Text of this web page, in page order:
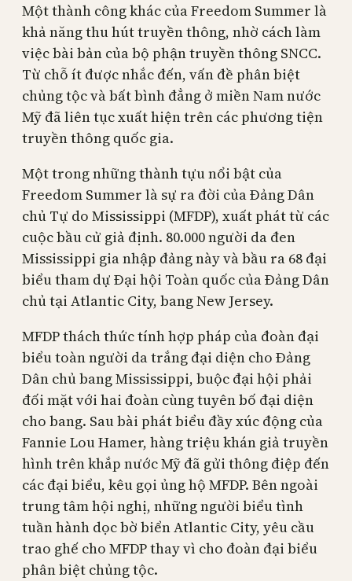
Một thành công khác của Freedom Summer là
khả năng thu hút truyền thông, nhờ cách làm
việc bài bản của bộ phận truyền thông SNCC.
Từ chỗ ít được nhắc đến, vấn đề phân biệt
chủng tộc và bất bình đẳng ở miền Nam nước
Mỹ đã liên tục xuất hiện trên các phương tiện
truyền thông quốc gia.
Một trong những thành tựu nổi bật của
Freedom Summer là sự ra đời của Đảng Dân
chủ Tự do Mississippi (MFDP), xuất phát từ các
cuộc bầu cử giả định. 80.000 người da đen
Mississippi gia nhập đảng này và bầu ra 68 đại
biểu tham dự Đại hội Toàn quốc của Đảng Dân
chủ tại Atlantic City, bang New Jersey.
MFDP thách thức tính hợp pháp của đoàn đại
biểu toàn người da trắng đại diện cho Đảng
Dân chủ bang Mississippi, buộc đại hội phải
đối mặt với hai đoàn cùng tuyên bố đại diện
cho bang. Sau bài phát biểu đầy xúc động của
Fannie Lou Hamer, hàng triệu khán giả truyền
hình trên khắp nước Mỹ đã gửi thông điệp đến
các đại biểu, kêu gọi ủng hộ MFDP. Bên ngoài
trung tâm hội nghị, những người biểu tình
tuần hành dọc bờ biển Atlantic City, yêu cầu
trao ghế cho MFDP thay vì cho đoàn đại biểu
phân biệt chủng tộc.